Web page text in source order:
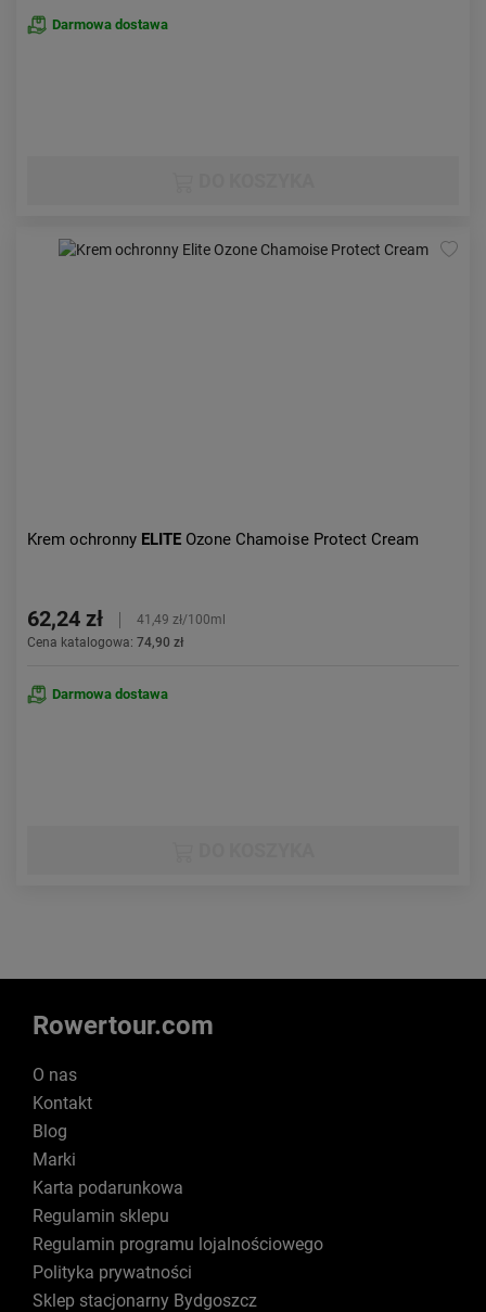
Darmowa dostawa
Krem ochronny ELITE Ozone Chamoise Protect Cream
62,24 zł
41,49 zł/100ml
Cena katalogowa: 74,90 zł
Darmowa dostawa
Rowertour.com
O nas
Kontakt
Blog
Marki
Karta podarunkowa
Regulamin sklepu
Regulamin programu lojalnościowego
Polityka prywatności
Sklep stacjonarny Bydgoszcz